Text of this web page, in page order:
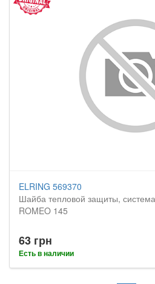
ELRING 569370
Шайба тепловой защиты,
ROMEO 145
63 грн
Есть в наличии